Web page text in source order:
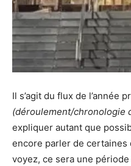
Il s’agit du flux de l’année
(déroulement/chronologie
expliquer autant que
encore parler de certaines
voyez, ce sera une